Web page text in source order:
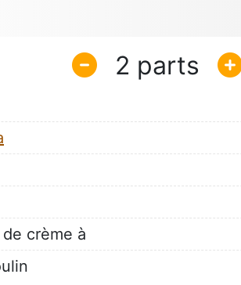
2
crème à